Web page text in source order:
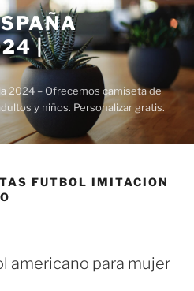
|
2024 – Ofrecemos camiseta de
y niños. Personalizar gratis.
FUTBOL IMITACION
americano para mujer